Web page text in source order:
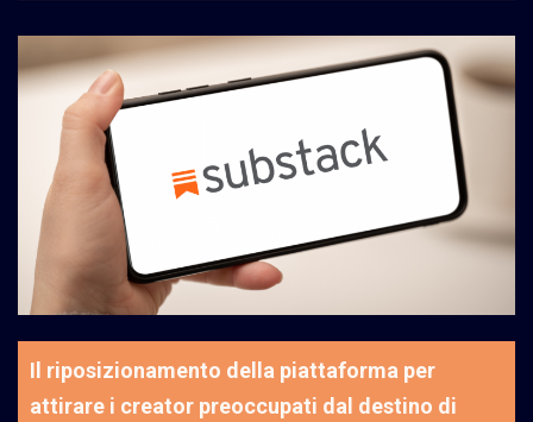
Il riposizionamento della piattaforma per
attirare i creator preoccupati dal destino di